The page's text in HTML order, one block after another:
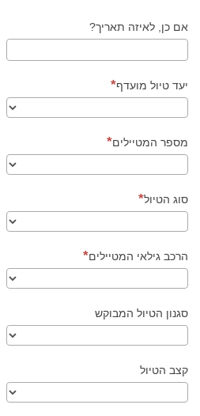
אם כן, לאיזה תאריך?
יעד טיול מועדף
מספר המטיילים
סוג הטיול
הרכב גילאי המטיילים
סגנון הטיול המבוקש
קצב הטיול